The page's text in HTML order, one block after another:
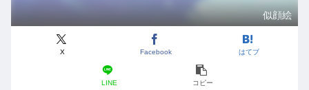
似顔絵
X Facebook はてブ
LINE コピー